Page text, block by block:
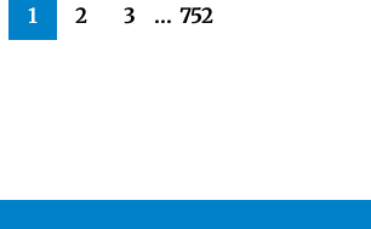
1 2 3 … 752